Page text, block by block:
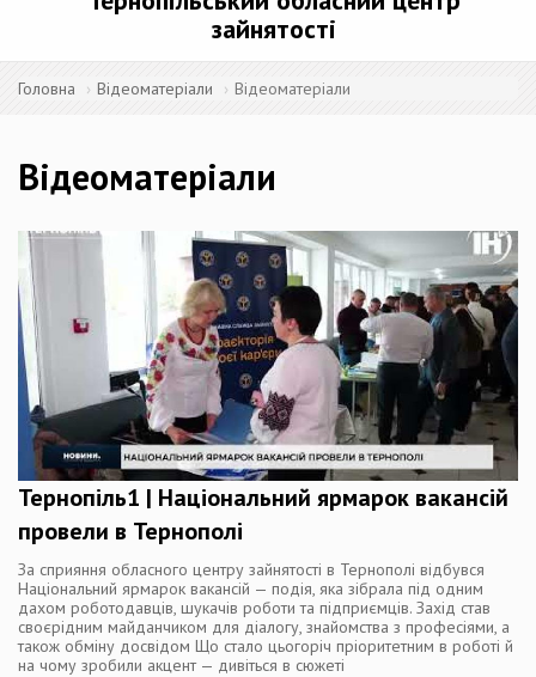
зайнятості
Головна Відеоматеріали Відеоматеріали
Відеоматеріали
Тернопіль1 | Національний ярмарок вакансій
провели в Тернополі
За сприяння обласного центру зайнятості в Тернополі відбувся
Національний ярмарок вакансій — подія, яка зібрала під одним
дахом роботодавців, шукачів роботи та підприємців. Захід став
своєрідним майданчиком для діалогу, знайомства з професіями, а
також обміну досвідом Що стало цьогоріч пріоритетним в роботі й
на чому зробили акцент — дивіться в сюжеті